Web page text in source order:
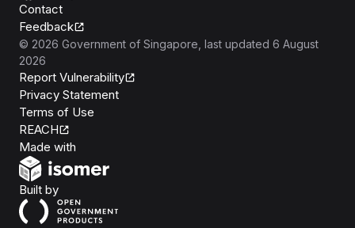
Contact
Feedback
© 2026 Government of Singapore , last updated 6 August
2026
Report Vulnerability
Privacy Statement
Terms of Use
REACH
Made with
Built byOpen Government Products